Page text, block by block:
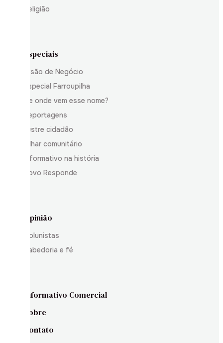
Religião
Especiais
Visão de Negócio
Especial Farroupilha
De onde vem esse nome?
Reportagens
Ilustre cidadão
Olhar comunitário
Informativo na história
Povo Responde
Opinião
Colunistas
Sabedoria e fé
Informativo Comercial
Sobre
Contato